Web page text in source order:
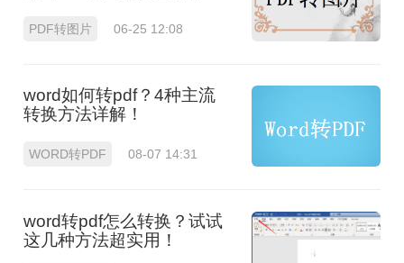
PDF转图片 06-25 12:08
word如何转pdf？4种主流
转换方法详解！
WORD转PDF 08-07 14:31
word转pdf怎么转换？试试
这几种方法超实用！